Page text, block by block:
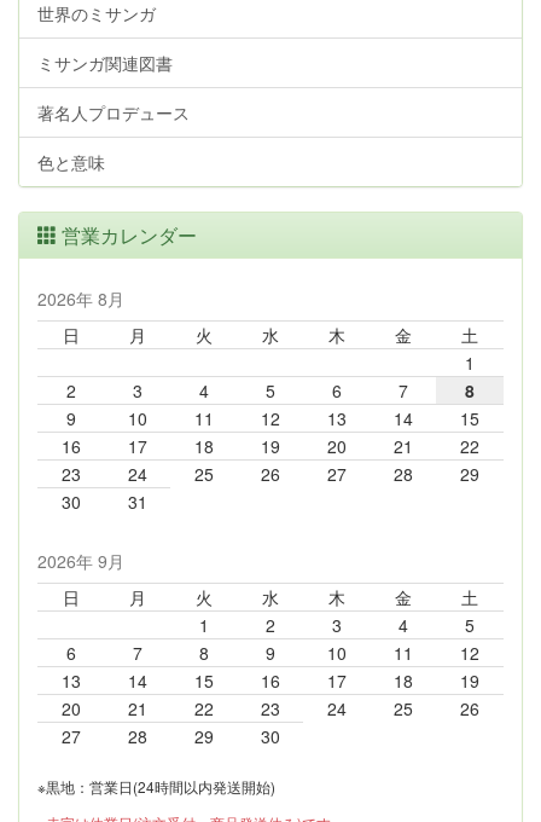
世界のミサンガ
ミサンガ関連図書
著名人プロデュース
色と意味
営業カレンダー
2026年 8月
日
月 火 水 木 金
土
1
2
3 4 5 6 7
8
9
10 11 12 13 14
15
16
17 18 19 20 21
22
23
24 25 26 27 28
29
30
31
2026年 9月
日
月 火 水 木 金
土
1
2 3 4
5
6
7 8 9 10 11
12
13
14 15 16 17 18
19
20
21 22 23 24 25
26
27
28 29 30
※黒地：営業日(24時間以内発送開始)